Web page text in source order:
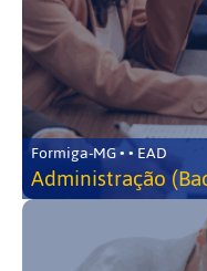
Formiga-MG • • EAD
Administração